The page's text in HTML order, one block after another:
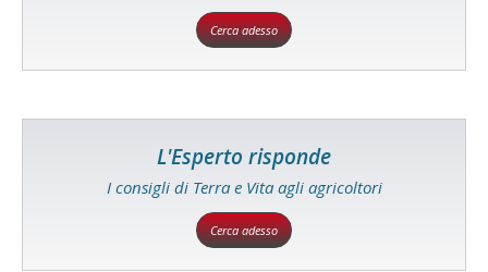
Cerca adesso
L'Esperto risponde
I consigli di Terra e Vita agli agricoltori
Cerca adesso